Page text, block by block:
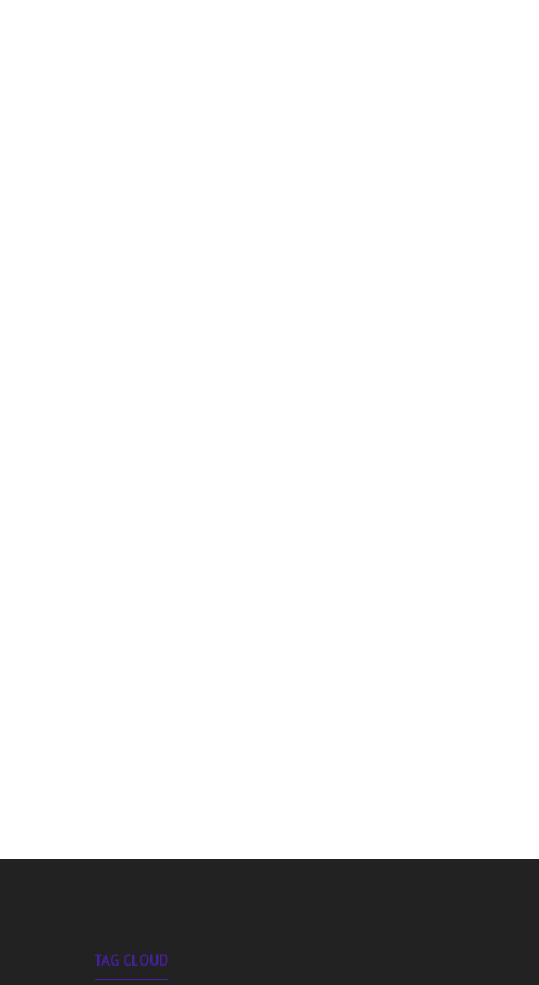
TAG CLOUD